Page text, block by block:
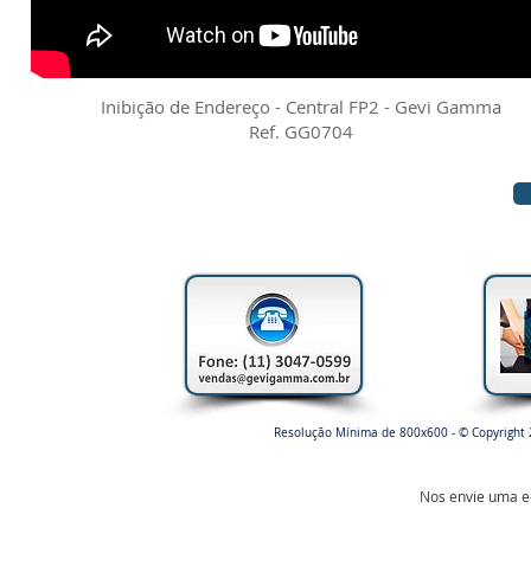
Inibição de Endereço - Central FP2 - Gevi Gamma
Ref. GG0704
Resolução Mínima de 800x600 - © Copyright
Nos envie uma